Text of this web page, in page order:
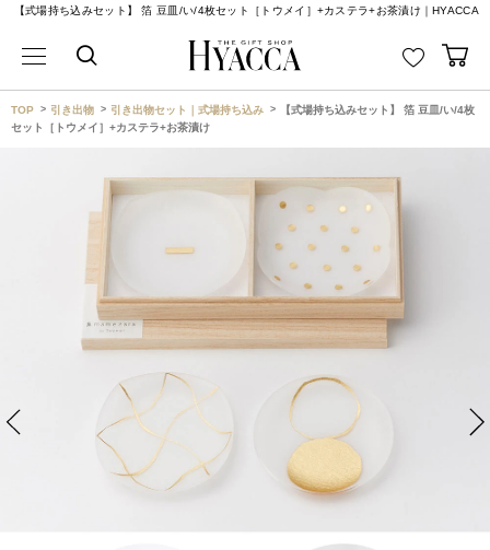
【式場持ち込みセット】 箔 豆皿/い/4枚セット［トウメイ］+カステラ+お茶漬け｜HYACCA
TOP 引き出物 引き出物セット｜式場持ち込み
【式場持ち込みセット】 箔 豆皿/い/4枚
セット［トウメイ］+カステラ+お茶漬け